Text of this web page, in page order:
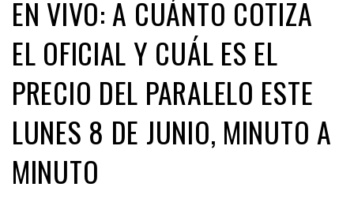
EN VIVO: A CUÁNTO COTIZA
EL OFICIAL Y CUÁL ES EL
PRECIO DEL PARALELO ESTE
LUNES 8 DE JUNIO, MINUTO A
MINUTO